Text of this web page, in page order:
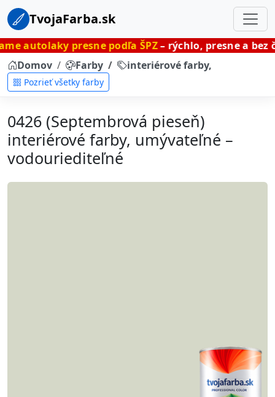
TvojaFarba.sk
presne podľa ŠPZ– rýchlo, presne a bez čakania.
Domov
Farby interiérové farby,
Pozrieť všetky farby
0426 (Septembrová pieseň)
interiérové farby, umývateľné –
vodouriediteľné